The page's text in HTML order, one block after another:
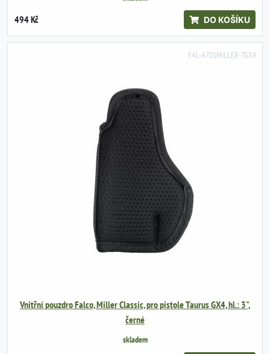
494 Kč DO KOŠÍKU
FAL-A701MILLER-TGX4
Vnitřní pouzdro Falco, Miller Classic, pro pistole Taurus GX4, hl.: 3",
černé
skladem